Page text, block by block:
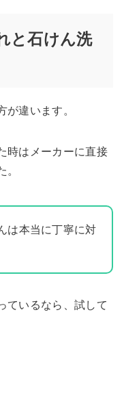
と石けん洗
が違います。
時はメーカーに直接
。
は本当に丁寧に対
ているなら、試して